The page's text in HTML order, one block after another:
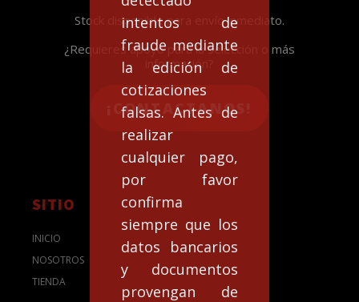
intentos de
fraude mediante
la edición de
cotizaciones
falsas. Antes de
realizar
cualquier pago,
por favor
confirma
siempre que los
datos bancarios
y documentos
provengan de
Stock disponible para envío inmediato.
¿Requieres apoyo para la selección o más
información?
¡CONTACTANOS!
SITIO
INICIO
NOSOTROS
TIENDA